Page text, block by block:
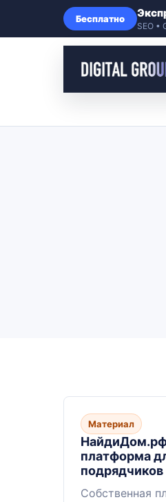
Бесплатно
SEO •
Материал
платформа
подрядчиков
Собственная